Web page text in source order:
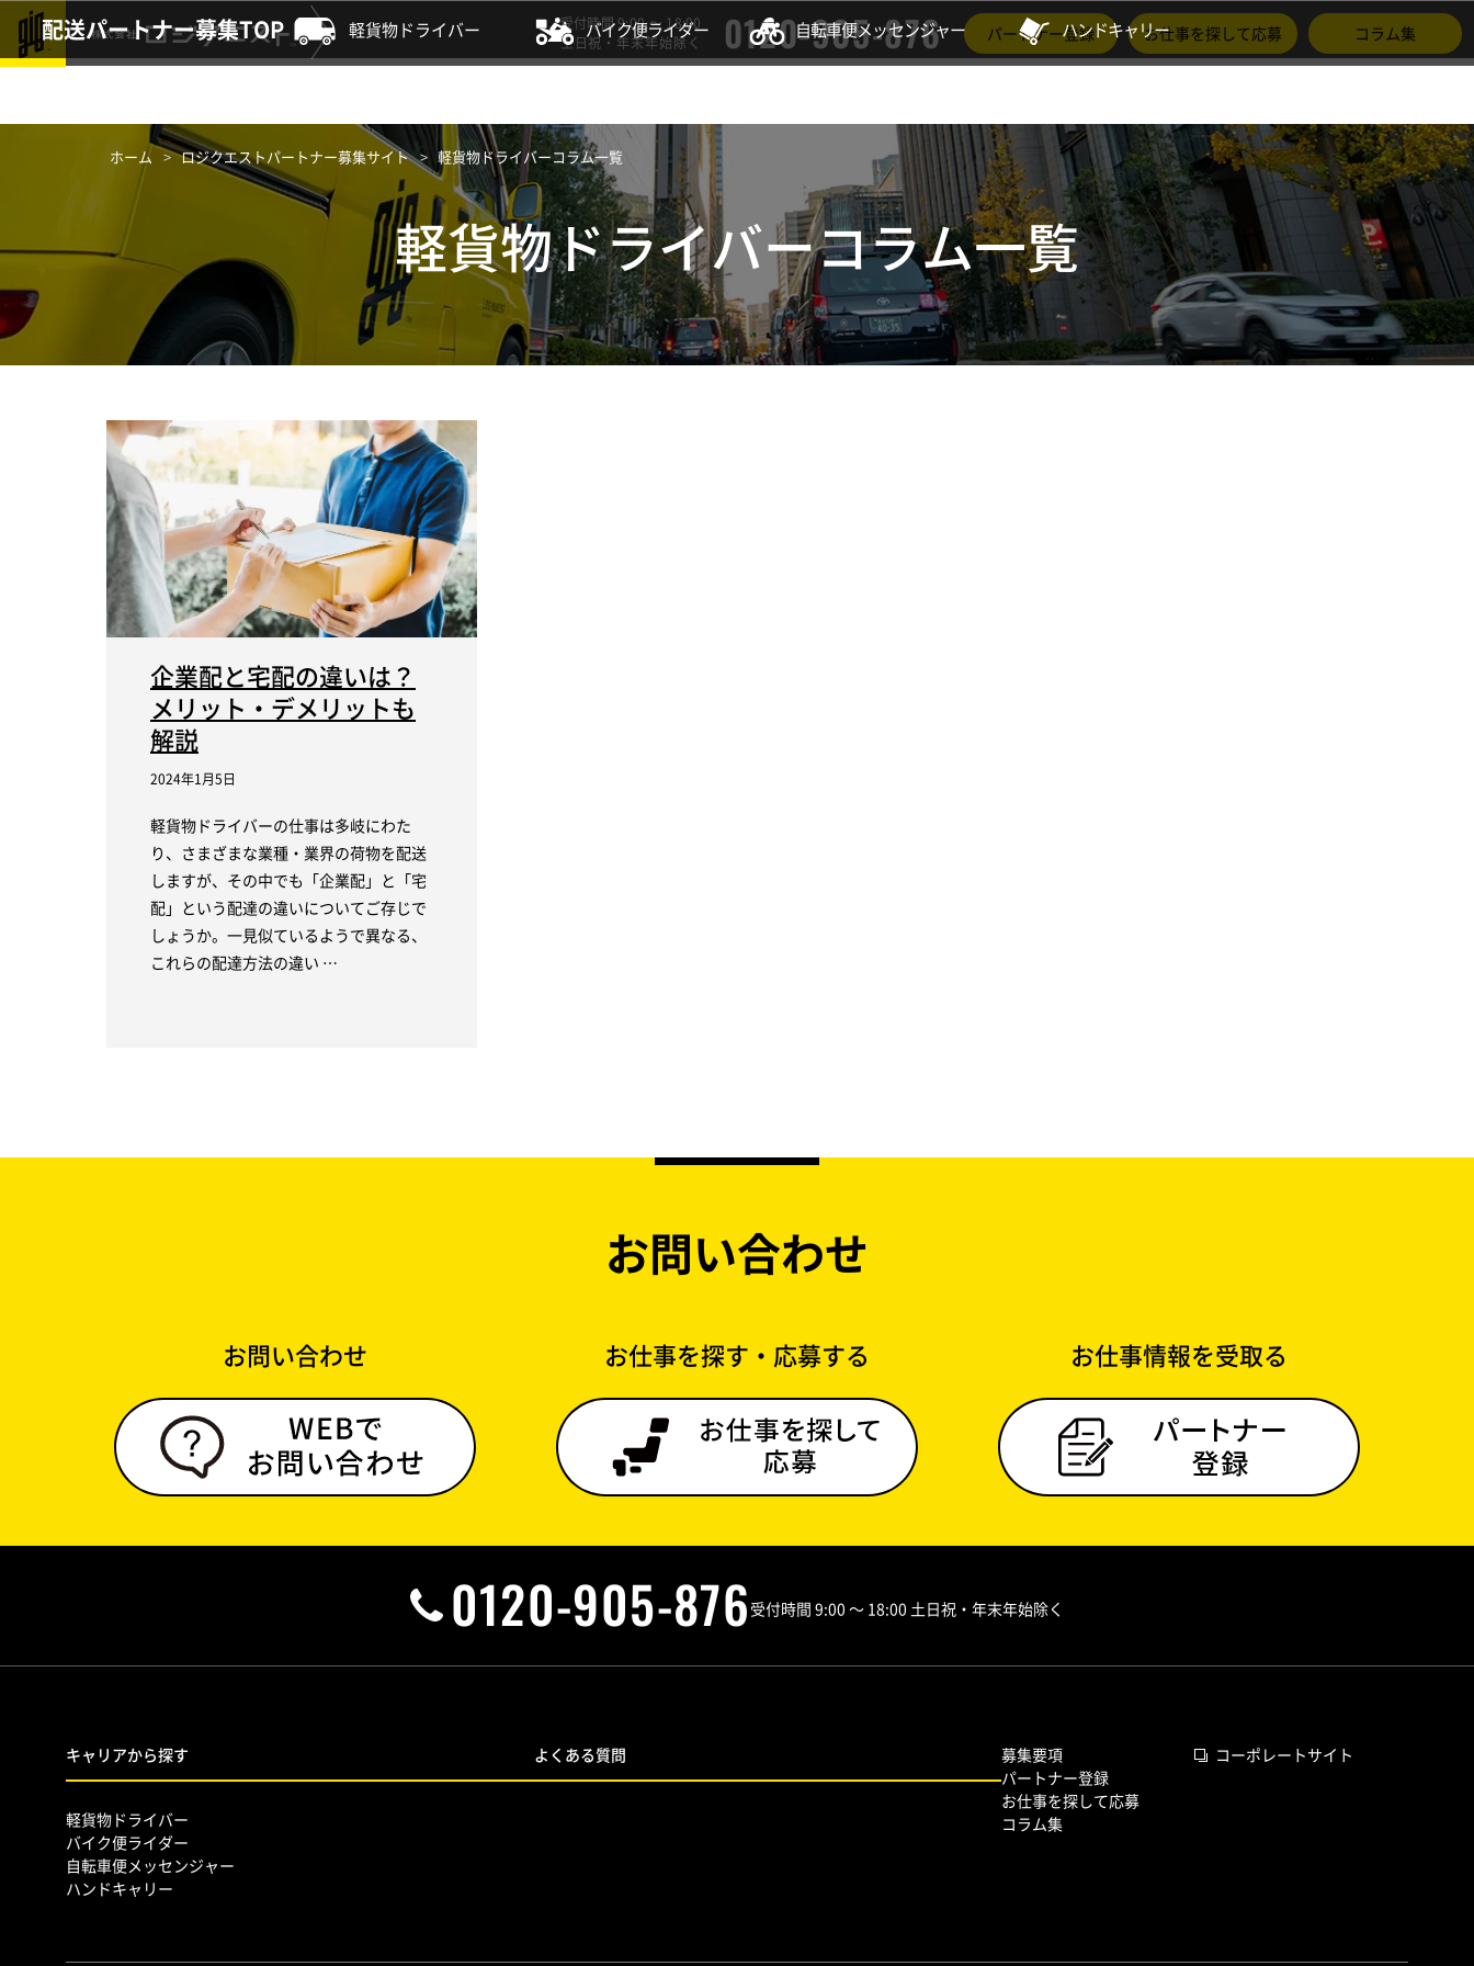
受付時間 9:00 ～ 18:00
土日祝・年末年始除く
0120-905-876 パートナー登録 お仕事を探して応募 コラム集
配送パートナー募集TOP 軽貨物ドライバー バイク便ライダー 自転車便メッセンジャー ハンドキャリー
軽貨物ドライバーコラム一覧
ホーム ロジクエストパートナー募集サイト 軽貨物ドライバーコラム一覧
企業配と宅配の違いは？
メリット・デメリットも
解説
2024年1月5日
軽貨物ドライバーの仕事は多岐にわた
り、さまざまな業種・業界の荷物を配送
しますが、その中でも「企業配」と「宅
配」という配達の違いについてご存じで
しょうか。一見似ているようで異なる、
これらの配達方法の違い …
お問い合わせ
お問い合わせ お仕事を探す・応募する お仕事情報を受取る
0120-905-876 受付時間 9:00 ～ 18:00 土日祝・年末年始除く
キャリアから探す
軽貨物ドライバー
バイク便ライダー
自転車便メッセンジャー
ハンドキャリー
よくある質問
募集要項
パートナー登録
お仕事を探して応募
コラム集
コーポレートサイト